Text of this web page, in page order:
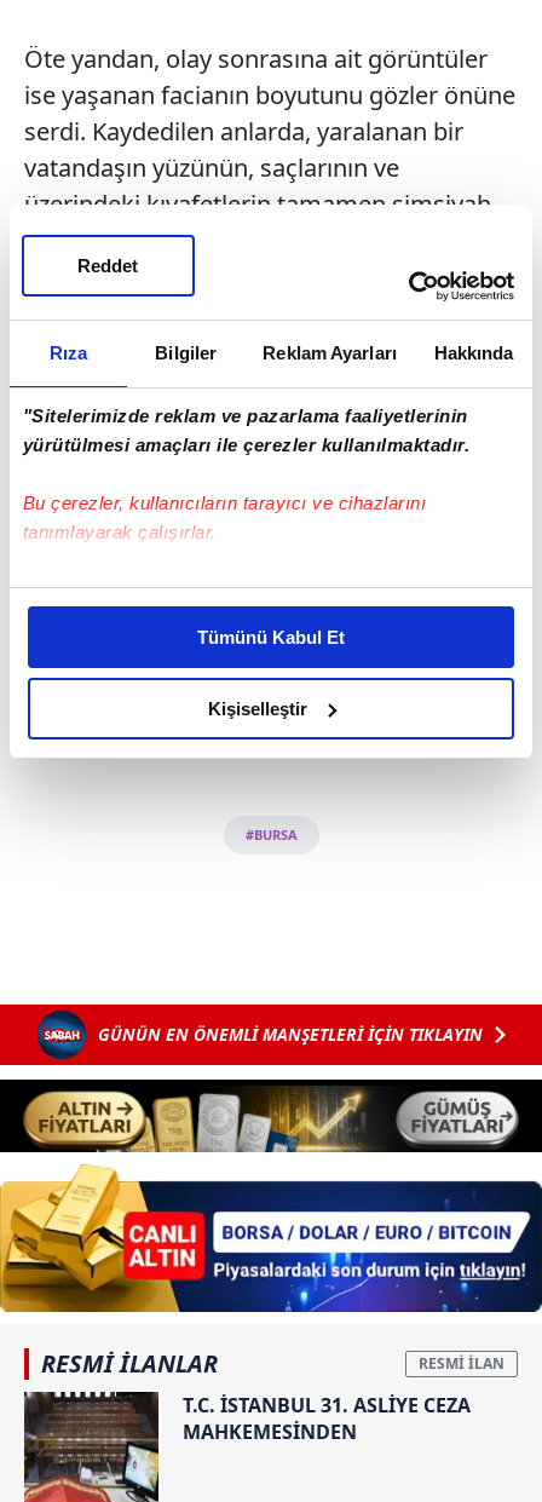
Rıza Bilgiler Reklam Ayarları Hakkında
"Sitelerimizde reklam ve pazarlama faaliyetlerinin
yürütülmesi amaçları ile çerezler kullanılmaktadır.
Bu çerezler, kullanıcıların tarayıcı ve cihazlarını
tanımlayarak çalışırlar.
Bu çerezlere izin vermeniz halinde sizlere özel
daha iyi reklam deneyimi yaşatabiliriz. Bunu yaparken
amacımızın size daha iyi bir reklam deneyimi sunmak
olduğunu ve sizlere en iyi içerikleri sunabilmek adına
elimizden gelen çabayı gösterdiğimizi ve bu noktada,
reklamların maliyetlerimizi karşılamak noktasında tek gelir
kullanılmaktadır. Bu çerezler vasıtasıyla çeşitli kişisel
verileriniz işlenmekte olup gerekli olan çerezler bilgi
toplumu hizmetlerinin sunulması amacıyla
kullanılmaktadır. Diğer çerezler, sitemizin daha işlevsel
kılınması ve kişiselleştirilmesi ve sizlere yönelik
reklam/pazarlama faaliyetlerinin yapılması, amaçlarıyla
sınırlı olarak açık rızanız dahilinde kullanılacaktır.
Çerezlere ilişkin tercihlerinizi aşağıda yer alan panel
vasıtasıyla belirleyebilirsiniz. Çerezlere ilişkin detaylı bilgi
için Ayarlar butonuna tıklayabilir,Çerez Bilgilendirme
Metnimizi
6698 sayılı Kişisel Verilerin Korunması Kanunu uyarınca
hazırlanmış Aydınlatma Metnimizi okumak ve sitemizde
ilgili mevzuata uygun olarak kullanılan çerezlerle ilgili bilgi
almak için lütfen
Tümünü Kabul Et
Kişiselleştir
Reddet
Öte yandan, olay sonrasına ait görüntüler
ise yaşanan facianın boyutunu gözler önüne
serdi. Kaydedilen anlarda, yaralanan bir
vatandaşın yüzünün, saçlarının ve
üzerindeki kıyafetlerin tamamen simsiyah
olduğu görüldü.
#BURSA
GÜNÜN EN ÖNEMLİ MANŞETLERİ İÇİN TIKLAYIN
RESMİ İLANLAR
T.C. İSTANBUL 31. ASLİYE CEZA
MAHKEMESİNDEN